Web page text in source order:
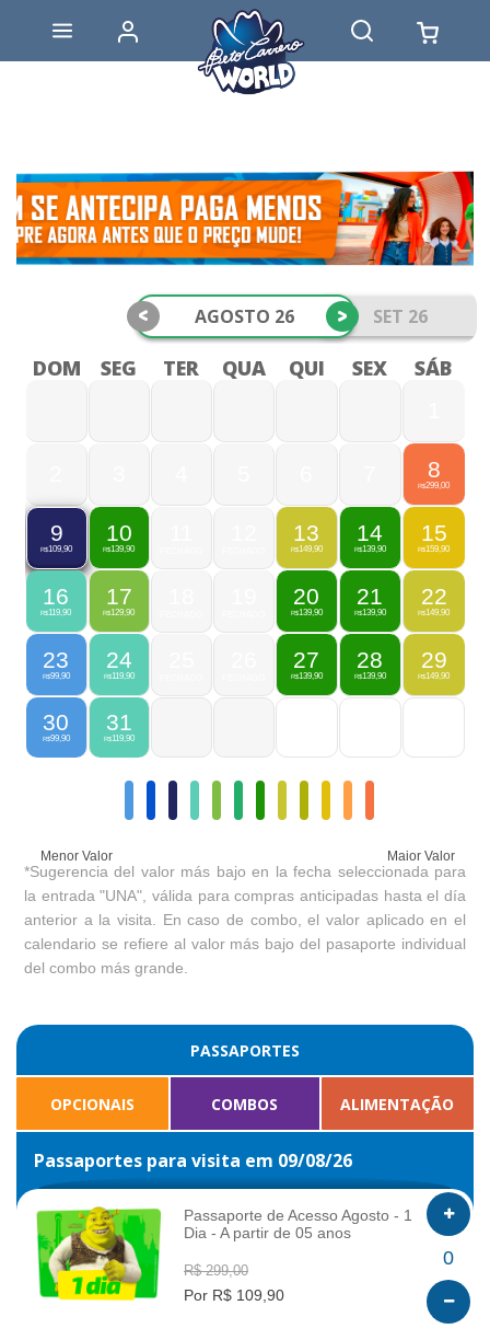
AGOSTO 26 SET 26
< >
DOM SEG TER QUA QUI SEX SÁB
8
R$299,00
9
R$109,90
10
R$139,90
13
R$149,90
14
R$139,90
15
R$159,90
16
R$119,90
17
R$129,90
20
R$139,90
21
R$139,90
22
R$149,90
23
R$99,90
24
R$119,90
27
R$139,90
28
R$139,90
29
R$149,90
30
R$99,90
31
R$119,90
Menor Valor Maior Valor
*Sugerencia del valor más bajo en la fecha seleccionada para
la entrada "UNA", válida para compras anticipadas hasta el día
anterior a la visita. En caso de combo, el valor aplicado en el
calendario se refiere al valor más bajo del pasaporte individual
del combo más grande.
PASSAPORTES
OPCIONAIS COMBOS ALIMENTAÇÃO
Passaportes para visita em 09/08/26
INFO
Passaporte de Acesso Agosto - 1
Dia - A partir de 05 anos
R$ 299,00
Por R$ 109,90
0